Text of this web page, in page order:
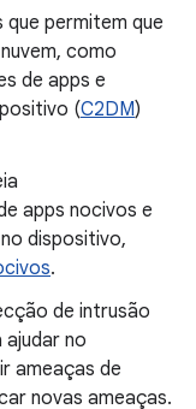
que permitem que
como
de apps e
(C2DM)
apps nocivos e
dispositivo,
.
de intrusão
no
ameaças de
novas ameaças.